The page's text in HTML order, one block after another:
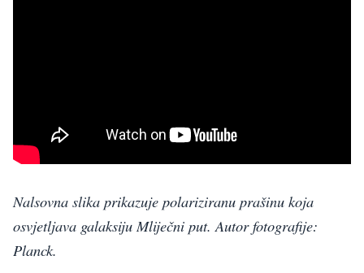
Nalsovna slika prikazuje polariziranu prašinu koja
osvjetljava galaksiju Mliječni put. Autor fotografije:
Planck.